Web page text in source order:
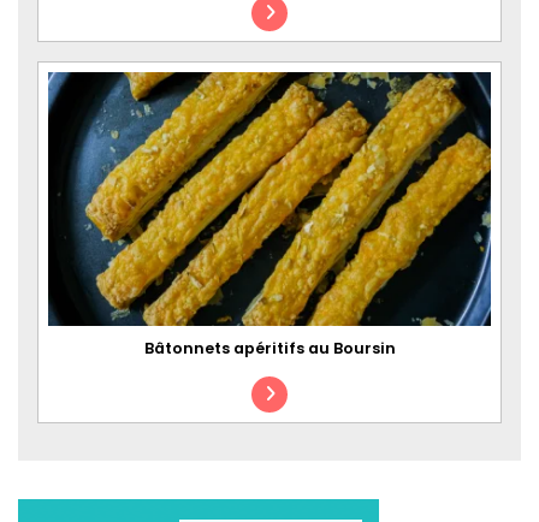
Bâtonnets apéritifs au Boursin